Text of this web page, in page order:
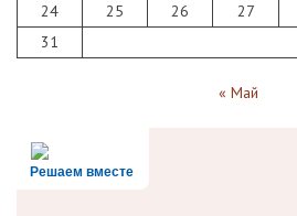
24
25 26 27
31
« Май
Решаем вместе